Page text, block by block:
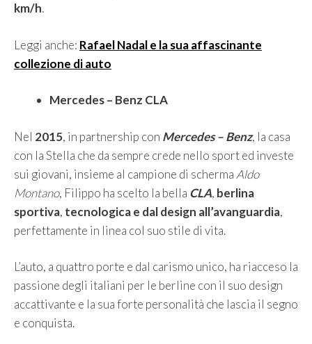
km/h.
Leggi anche: Rafael Nadal e la sua affascinante
collezione di auto
Mercedes – Benz CLA
Nel 2015, in partnership con Mercedes – Benz, la casa
con la Stella che da sempre crede nello sport ed investe
sui giovani, insieme al campione di scherma Aldo
Montano, Filippo ha scelto la bella CLA, berlina
sportiva, tecnologica e dal design all’avanguardia,
perfettamente in linea col suo stile di vita.
L’auto, a quattro porte e dal carismo unico, ha riacceso la
passione degli italiani per le berline con il suo design
accattivante e la sua forte personalità che lascia il segno
e conquista.